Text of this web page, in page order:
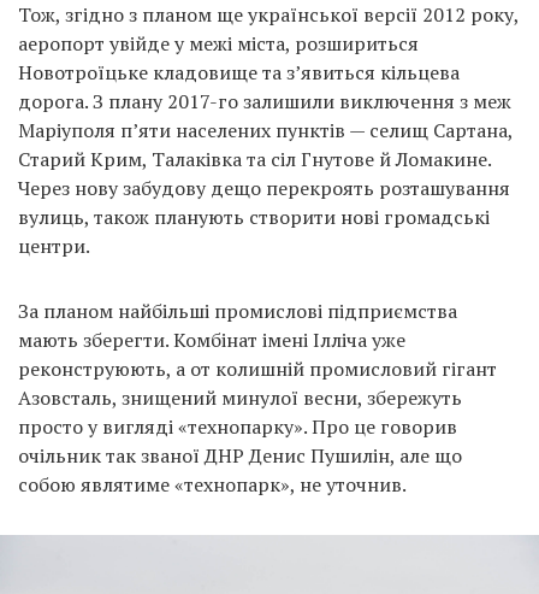
Тож, згідно з планом ще української версії 2012 року,
аеропорт увійде у межі міста, розшириться
Новотроїцьке кладовище та з’явиться кільцева
дорога. З плану 2017-го залишили виключення з меж
Маріуполя п’яти населених пунктів — селищ Сартана,
Старий Крим, Талаківка та сіл Гнутове й Ломакине.
Через нову забудову дещо перекроять розташування
вулиць, також планують створити нові громадські
центри.
За планом найбільші промислові підприємства
мають зберегти. Комбінат імені Ілліча уже
реконструюють, а от колишній промисловий гігант
Азовсталь, знищений минулої весни, збережуть
просто у вигляді «технопарку». Про це говорив
очільник так званої ДНР Денис Пушилін, але що
собою являтиме «технопарк», не уточнив.